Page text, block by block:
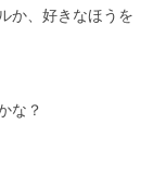
か、好きなほうを
な？